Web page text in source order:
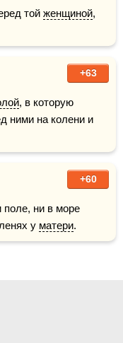
той женщиной,
+63
, в которую
ними на колени и
+60
поле, ни в море
у матери.